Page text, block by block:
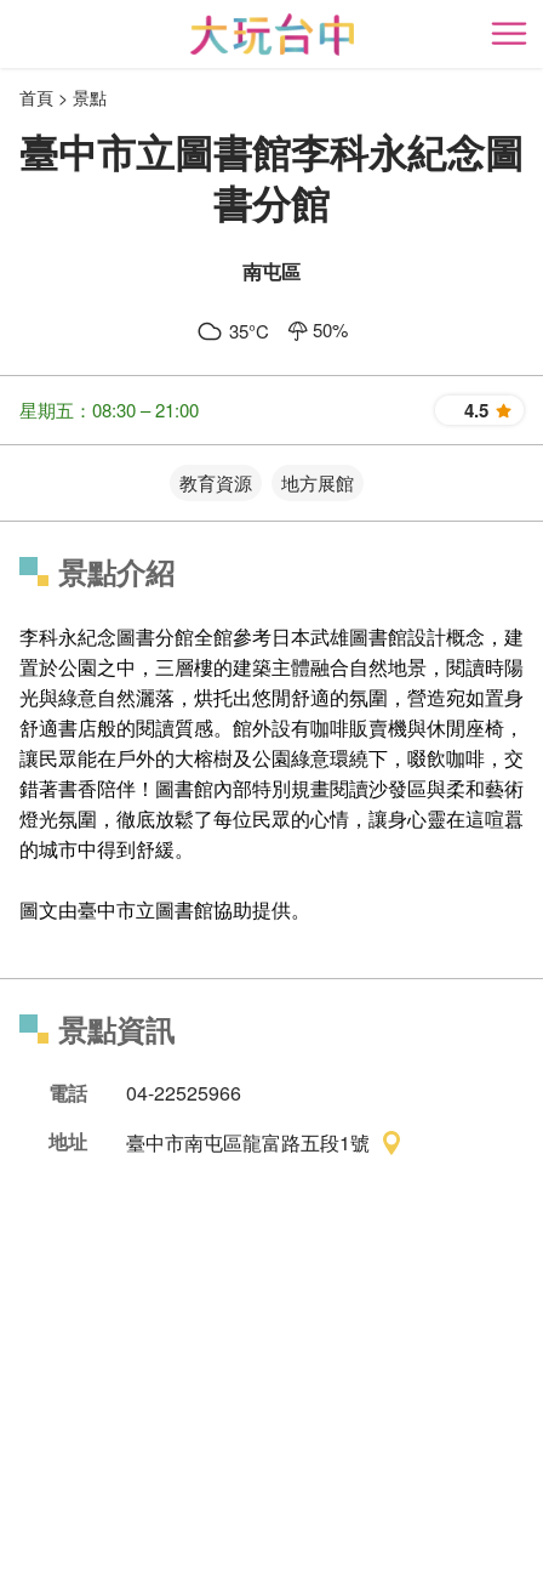
開
首頁 景點
臺中市立圖書館李科永紀念圖
書分館
南屯區
35°C 50%
星期五：08:30 – 21:00 4.5 星
教育資源 地方展館
景點介紹
李科永紀念圖書分館全館參考日本武雄圖書館設計概念，建
置於公園之中，三層樓的建築主體融合自然地景，閱讀時陽
光與綠意自然灑落，烘托出悠閒舒適的氛圍，營造宛如置身
舒適書店般的閱讀質感。館外設有咖啡販賣機與休閒座椅，
讓民眾能在戶外的大榕樹及公園綠意環繞下，啜飲咖啡，交
錯著書香陪伴！圖書館內部特別規畫閱讀沙發區與柔和藝術
燈光氛圍，徹底放鬆了每位民眾的心情，讓身心靈在這喧囂
的城市中得到舒緩。
圖文由臺中市立圖書館協助提供。
景點資訊
電話
04-22525966
地址
臺中市南屯區龍富路五段1號